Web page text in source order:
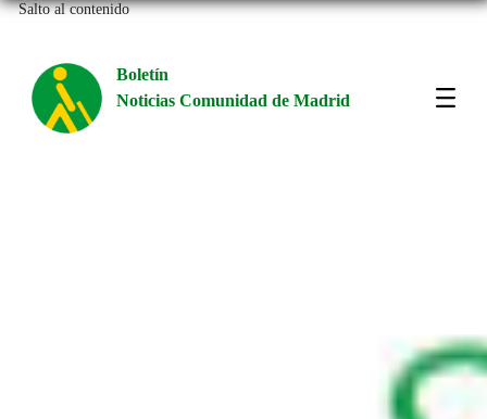
Salto al contenido
Boletín
Noticias Comunidad de Madrid